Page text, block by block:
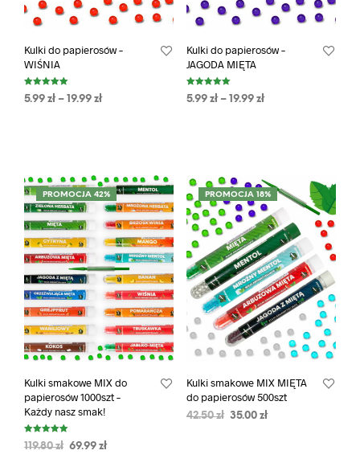
Kulki do papierosów –
WIŚNIA
Oceniono
5.00
5.99 zł– 19.99 zł
Kulki do papierosów –
JAGODA MIĘTA
Oceniono
5.00
5.99 zł– 19.99 zł
PROMOCJA 42%
Kulki smakowe MIX do
papierosów 1000szt –
Każdy nasz smak!
Oceniono
5.00
119.80zł 69.99 zł
PROMOCJA 18%
Kulki smakowe MIX MIĘTA
do papierosów 500szt
42.50zł 35.00 zł